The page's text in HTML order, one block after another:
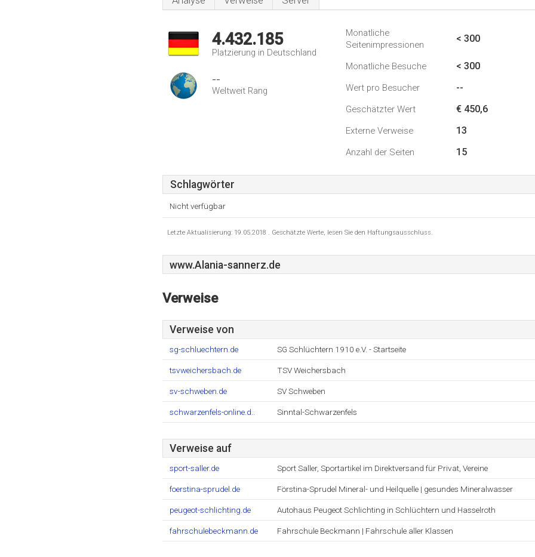
4.432.185
Platzierung in Deutschland
--
Weltweit Rang
Monatliche
Seitenimpressionen
< 300
Monatliche Besuche < 300
Wert pro Besucher --
Geschätzter Wert € 450,6
Externe Verweise 13
Anzahl der Seiten 15
Schlagwörter
Nicht verfügbar
Letzte Aktualisierung: 19.05.2018 . Geschätzte Werte, lesen Sie den Haftungsausschluss.
www.Alania-sannerz.de
Verweise
Verweise von
sg-schluechtern.de SG Schlüchtern 1910 e.V. - Startseite
tsvweichersbach.de TSV Weichersbach
sv-schweben.de SV Schweben
schwarzenfels-online.d.. Sinntal-Schwarzenfels
Verweise auf
sport-saller.de Sport Saller, Sportartikel im Direktversand für Privat, Vereine
foerstina-sprudel.de Förstina-Sprudel Mineral- und Heilquelle | gesundes Mineralwasser
peugeot-schlichting.de Autohaus Peugeot Schlichting in Schlüchtern und Hasselroth
fahrschulebeckmann.de Fahrschule Beckmann | Fahrschule aller Klassen